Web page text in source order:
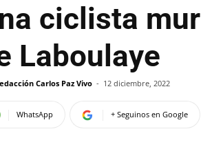
ciclista
Laboulaye
Carlos Paz Vivo - 12 diciembre, 2022
WhatsApp + Seguinos en Google